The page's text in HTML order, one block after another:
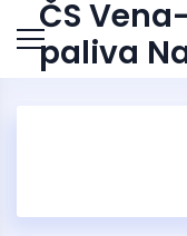
ČS
paliva